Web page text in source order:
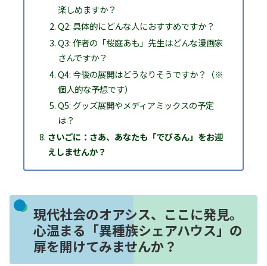
楽しめますか？
Q2: 具体的にどんな人におすすめですか？
Q3: 作者の「桜庭あも」先生はどんな漫画家
さんですか？
Q4: 今後の展開はどうなりそうですか？（※
個人的な予想です）
Q5: グッズ展開やメディアミックスの予定
は？
さいごに：さあ、あなたも「でびるん」をお迎
えしませんか？
現代社会のオアシス、ここに発見。
心温まる「異種族シェアハウス」の
扉を開けてみませんか？